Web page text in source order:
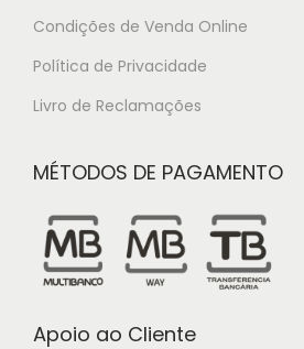
Condições de Venda Online
Política de Privacidade
Livro de Reclamações
MÉTODOS DE PAGAMENTO
Apoio ao Cliente